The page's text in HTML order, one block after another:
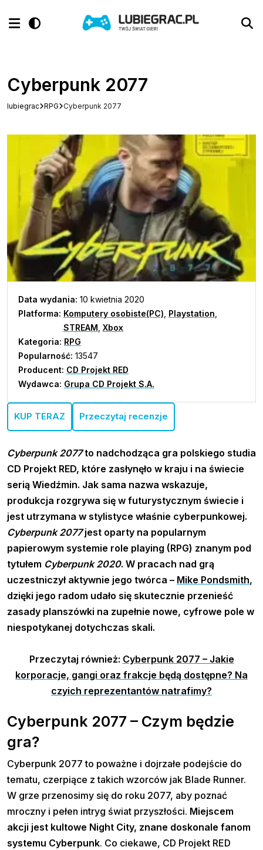
Cyberpunk 2077
lubiegrac RPG Cyberpunk 2077
Data wydania: 10 kwietnia 2020
Platforma: Komputery osobiste(PC) Playstation
STREAM Xbox
Kategoria: RPG
Popularność: 13547
Producent: CD Projekt RED
Wydawca: Grupa CD Projekt S.A.
KUP TERAZ Przeczytaj recenzje
Cyberpunk 2077to nadchodząca gra polskiego studia
CD Projekt RED, które zasłynęło w kraju i na świecie
serią Wiedźmin. Jak sama nazwa wskazuje,
produkcja rozgrywa się w futurystycznym świecie i
jest utrzymana w stylistyce właśnie cyberpunkowej.
Cyberpunk 2077jest oparty na popularnym
papierowym systemie role playing (RPG) znanym pod
tytułem Cyberpunk 2020. W pracach nad grą
uczestniczył aktywnie jego twórca – Mike Pondsmith,
dzięki jego radom udało się skutecznie przenieść
zasady planszówki na zupełnie nowe, cyfrowe pole w
niespotykanej dotychczas skali.
Przeczytaj również: Cyberpunk 2077 – Jakie
korporacje, gangi oraz frakcje będą dostępne? Na
czyich reprezentantów natrafimy?
Cyberpunk 2077 – Czym będzie
gra?
Cyberpunk 2077 to poważne i dojrzałe podejście do
tematu, czerpiące z takich wzorców jak Blade Runner.
W grze przenosimy się do roku 2077, aby poznać
mroczny i pełen intryg świat przyszłości. Miejscem
akcji jest kultowe Night City, znane doskonale fanom
systemu Cyberpunk. Co ciekawe, CD Projekt RED